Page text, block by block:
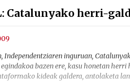
Catalunyako herri-
Independentziaren inguruan,
bazen ere, kasu honetan
kideak galdera, antolaketa